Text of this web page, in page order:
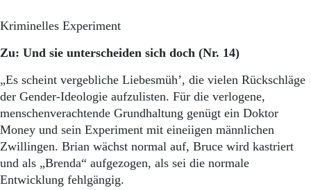
Kriminelles Experiment
Zu: Und sie unterscheiden sich doch (Nr. 14)
„Es scheint vergebliche Liebesmüh’, die vielen Rückschläge
der Gender-Ideologie aufzulisten. Für die verlogene,
menschenverachtende Grundhaltung genügt ein Doktor
Money und sein Experiment mit eineiigen männlichen
Zwillingen. Brian wächst normal auf, Bruce wird kastriert
und als „Brenda“ aufgezogen, als sei die normale
Entwicklung fehlgängig.